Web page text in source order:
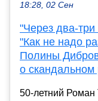
18:28, 02 Сен
"Через два-
"Как не надо
Полины
о скандальном
50-летний Роман